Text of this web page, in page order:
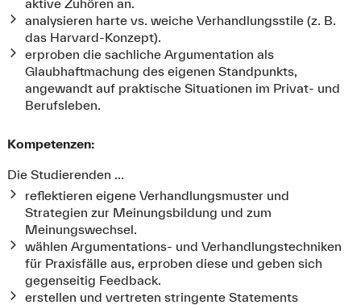
aktive Zuhören an.
analysieren harte vs. weiche Verhandlungsstile (z. B.
das Harvard-Konzept).
erproben die sachliche Argumentation als
Glaubhaftmachung des eigenen Standpunkts,
angewandt auf praktische Situationen im Privat- und
Berufsleben.
Kompetenzen:
Die Studierenden …
reflektieren eigene Verhandlungsmuster und
Strategien zur Meinungsbildung und zum
Meinungswechsel.
wählen Argumentations- und Verhandlungstechniken
für Praxisfälle aus, erproben diese und geben sich
gegenseitig Feedback.
erstellen und vertreten stringente Statements